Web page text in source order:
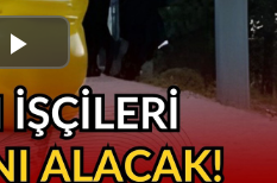
Play
Video